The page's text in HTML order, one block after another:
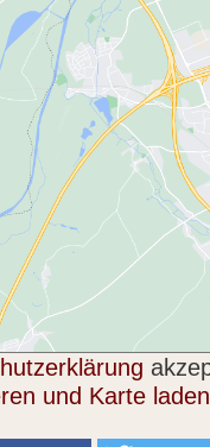
und Karte laden